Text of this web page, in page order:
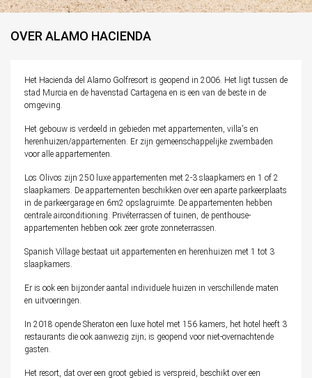
OVER ALAMO HACIENDA
Het Hacienda del Alamo Golfresort is geopend in 2006. Het ligt tussen de
stad Murcia en de havenstad Cartagena en is een van de beste in de
omgeving.
Het gebouw is verdeeld in gebieden met appartementen, villa's en
herenhuizen/appartementen. Er zijn gemeenschappelijke zwembaden
voor alle appartementen.
Los Olivos zijn 250 luxe appartementen met 2-3 slaapkamers en 1 of 2
slaapkamers. De appartementen beschikken over een aparte parkeerplaats
in de parkeergarage en 6m2 opslagruimte. De appartementen hebben
centrale airconditioning. Privéterrassen of tuinen, de penthouse-
appartementen hebben ook zeer grote zonneterrassen.
Spanish Village bestaat uit appartementen en herenhuizen met 1 tot 3
slaapkamers.
Er is ook een bijzonder aantal individuele huizen in verschillende maten
en uitvoeringen.
In 2018 opende Sheraton een luxe hotel met 156 kamers, het hotel heeft 3
restaurants die ook aanwezig zijn; is geopend voor niet-overnachtende
gasten.
Het resort, dat over een groot gebied is verspreid, beschikt over een